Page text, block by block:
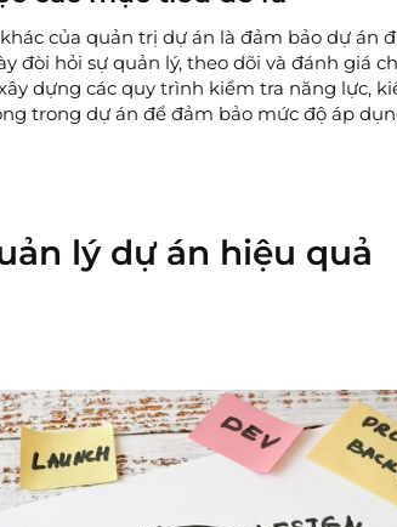
của quản trị dự án là đảm bảo dự án
đòi hỏi sự quản lý, theo dõi và đánh giá
dựng các quy trình kiểm tra năng lực,
trong dự án để đảm bảo mức độ áp
lý dự án hiệu quả